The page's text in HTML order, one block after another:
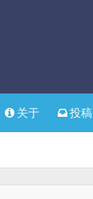
关于 投稿